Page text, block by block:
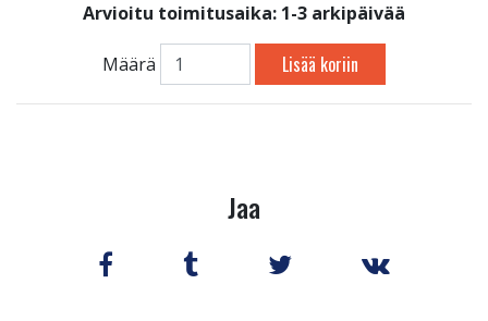
Arvioitu toimitusaika: 1-3 arkipäivää
Määrä Lisää koriin
Jaa